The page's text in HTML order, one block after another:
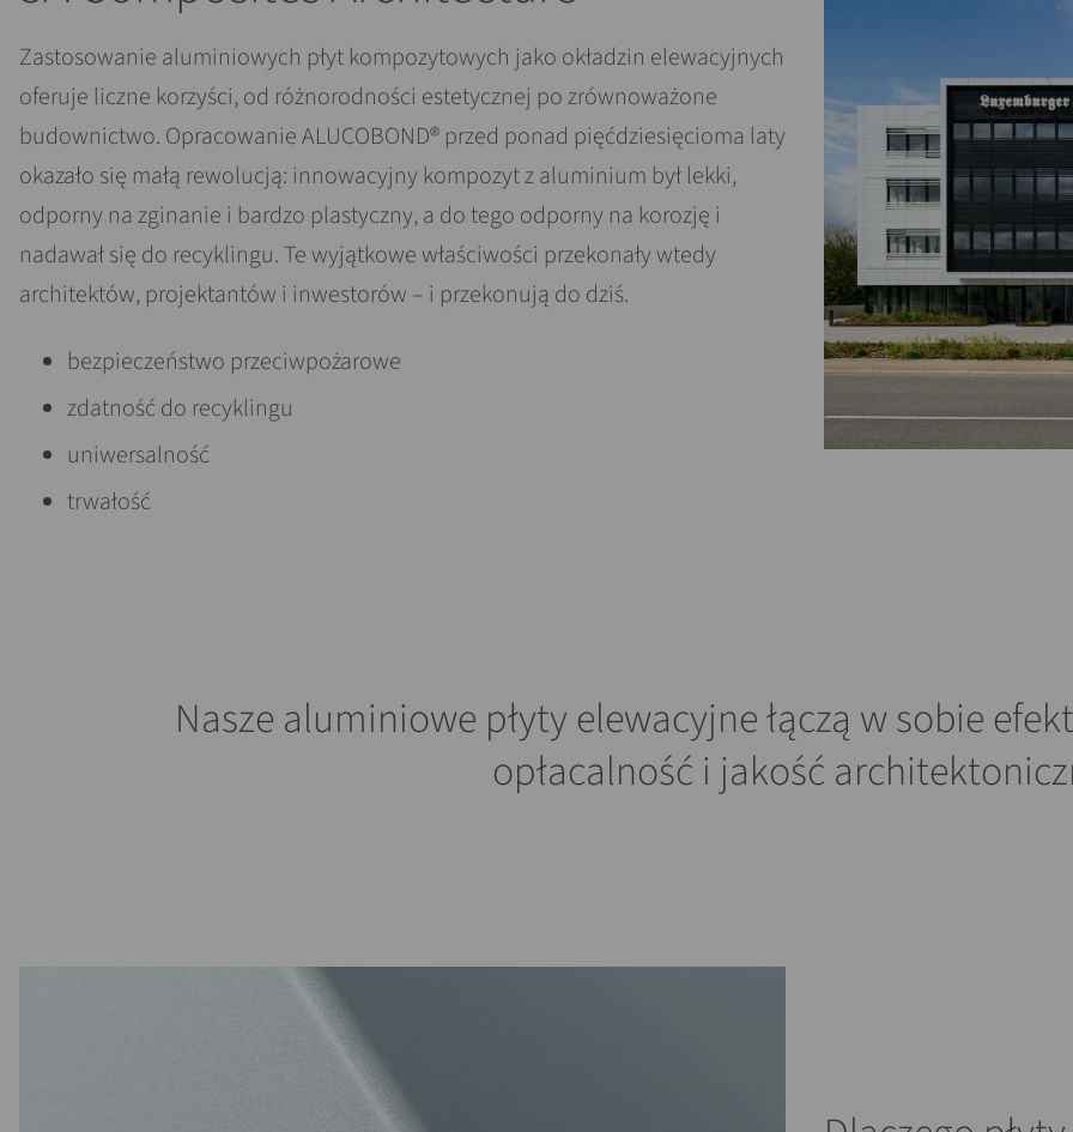
Zastosowanie aluminiowych płyt kompozytowych jako okładzin elewacyjnych
oferuje liczne korzyści, od różnorodności estetycznej po zrównoważone
budownictwo. Opracowanie ALUCOBOND® przed ponad pięćdziesięcioma laty
okazało się małą rewolucją: innowacyjny kompozyt z aluminium był lekki,
odporny na zginanie i bardzo plastyczny, a do tego odporny na korozję i
nadawał się do recyklingu. Te wyjątkowe właściwości przekonały wtedy
architektów, projektantów i inwestorów – i przekonują do dziś.
bezpieczeństwo przeciwpożarowe
zdatność do recyklingu
uniwersalność
trwałość
Nasze aluminiowe płyty elewacyjne łączą w sobie
opłacalność i jakość